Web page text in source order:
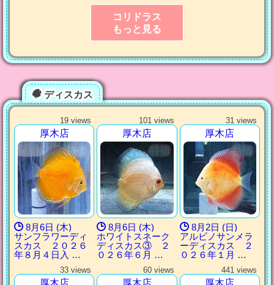
コリドラス
もっと見る
ディスカス
19 views
厚木店
8月6日 (木)
サンフラワーディ
スカス ２０２６
年８月４日入 …
101 views
厚木店
8月6日 (木)
ホワイトスネーク
ディスカス③ ２
０２６年６月 …
31 views
厚木店
8月2日 (日)
アルビノサンメラ
ーディスカス ２
０２６年１月 …
33 views 60 views 441 views